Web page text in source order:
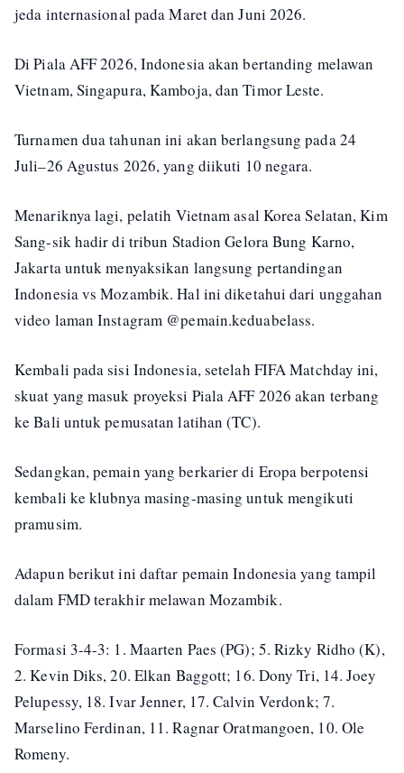
jeda internasional pada Maret dan Juni 2026.
Di Piala AFF 2026, Indonesia akan bertanding melawan
Vietnam, Singapura, Kamboja, dan Timor Leste.
Turnamen dua tahunan ini akan berlangsung pada 24
Juli–26 Agustus 2026, yang diikuti 10 negara.
Menariknya lagi, pelatih Vietnam asal Korea Selatan, Kim
Sang-sik hadir di tribun Stadion Gelora Bung Karno,
Jakarta untuk menyaksikan langsung pertandingan
Indonesia vs Mozambik. Hal ini diketahui dari unggahan
video laman Instagram @pemain.keduabelass.
Kembali pada sisi Indonesia, setelah FIFA Matchday ini,
skuat yang masuk proyeksi Piala AFF 2026 akan terbang
ke Bali untuk pemusatan latihan (TC).
Sedangkan, pemain yang berkarier di Eropa berpotensi
kembali ke klubnya masing-masing untuk mengikuti
pramusim.
Adapun berikut ini daftar pemain Indonesia yang tampil
dalam FMD terakhir melawan Mozambik.
Formasi 3-4-3: 1. Maarten Paes (PG); 5. Rizky Ridho (K),
2. Kevin Diks, 20. Elkan Baggott; 16. Dony Tri, 14. Joey
Pelupessy, 18. Ivar Jenner, 17. Calvin Verdonk; 7.
Marselino Ferdinan, 11. Ragnar Oratmangoen, 10. Ole
Romeny.